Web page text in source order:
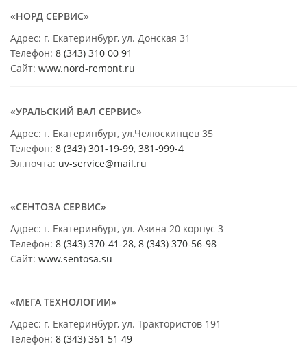
«НОРД СЕРВИС»
Адрес: г. Екатеринбург, ул. Донская 31
Телефон: 8 (343) 310 00 91
Сайт: www.nord-remont.ru
«УРАЛЬСКИЙ ВАЛ СЕРВИС»
Адрес: г. Екатеринбург, ул.Челюскинцев 35
Телефон: 8 (343) 301-19-99, 381-999-4
Эл.почта: uv-service@mail.ru
«СЕНТОЗА СЕРВИС»
Адрес: г. Екатеринбург, ул. Азина 20 корпус 3
Телефон: 8 (343) 370-41-28, 8 (343) 370-56-98
Сайт: www.sentosa.su
«МЕГА ТЕХНОЛОГИИ»
Адрес: г. Екатеринбург, ул. Трактористов 191
Телефон: 8 (343) 361 51 49